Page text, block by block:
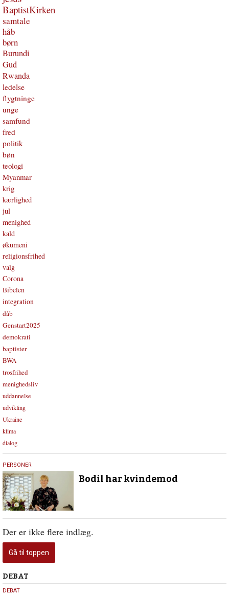
BaptistKirken
samtale
håb
børn
Burundi
Gud
Rwanda
ledelse
flygtninge
unge
samfund
fred
politik
bøn
teologi
Myanmar
krig
kærlighed
jul
menighed
kald
økumeni
religionsfrihed
valg
Corona
Bibelen
integration
dåb
Genstart2025
demokrati
baptister
BWA
trosfrihed
menighedsliv
uddannelse
udvikling
Ukraine
klima
dialog
5.
juli
2021
PERSONER
Bodil har kvindemod
Der er ikke flere indlæg.
Gå til toppen
Debat
DEBAT
5.
DEBAT